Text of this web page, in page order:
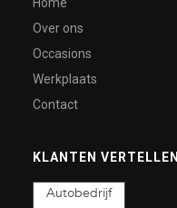
Over ons
Occasions
Werkplaats
Contact
KLANTEN VERTELLEN
Autobedrijf